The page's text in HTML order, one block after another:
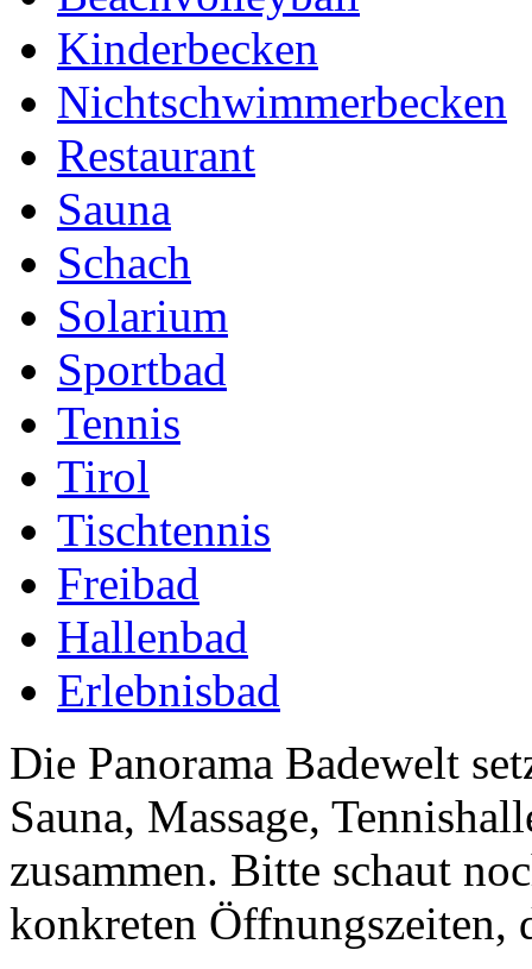
Kinderbecken
Nichtschwimmerbecken
Restaurant
Sauna
Schach
Solarium
Sportbad
Tennis
Tirol
Tischtennis
Freibad
Hallenbad
Erlebnisbad
Die Panorama Badewelt
Sauna, Massage,
zusammen. Bitte schaut
konkreten Öffnungszeiten,